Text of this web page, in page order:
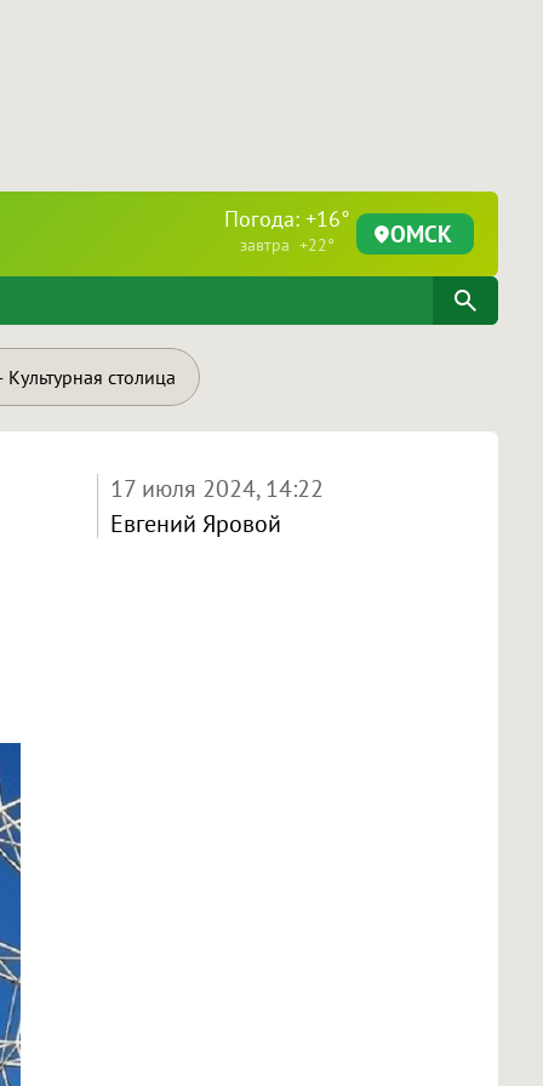
Погода: +16°
завтра +22° ОМСК
столица
17 июля 2024, 14:22
Евгений Яровой